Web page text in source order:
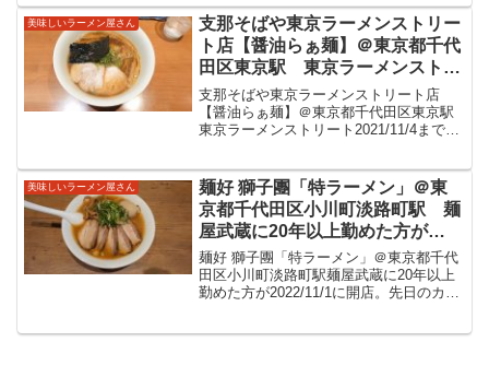
た。
なるつけ麺をいただきました。ぷれじで
んと2021年1月3...
美味しいラーメン屋さん
支那そばや東京ラーメンストリー
ト店【醤油らぁ麺】＠東京都千代
田区東京駅 東京ラーメンストリ
ートに2021/11/4まで限定出店
中。残り僅かなのでと訪問。旨味
ふくらむ醤油スープにたおやかな
た。
支那そばや東京ラーメンストリート店
【醤油らぁ麺】＠東京都千代田区東京駅
東京ラーメンストリート2021/11/4まで限
味しい一杯をいただきました。支那そば
や東京ラーメンス...
美味しいラーメン屋さん
麺好 獅子團「特ラーメン」＠東
京都千代田区小川町淡路町駅 麺
屋武蔵に20年以上勤めた方が
2022/11/1に祝開店。先日のカリ
ー麺が美味しく早速再訪。豚骨魚
介にえび油という旨味ふくむスー
をいただきました。
麺好 獅子團「特ラーメン」＠東京都千代
田区小川町淡路町駅麺屋武蔵に20年以上
勤めた方が2022/11/1に開店。先日のカリ